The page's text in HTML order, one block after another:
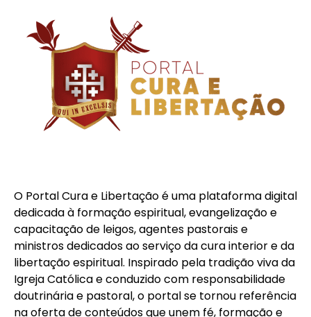
O Portal Cura e Libertação é uma plataforma digital
dedicada à formação espiritual, evangelização e
capacitação de leigos, agentes pastorais e
ministros dedicados ao serviço da cura interior e da
libertação espiritual. Inspirado pela tradição viva da
Igreja Católica e conduzido com responsabilidade
doutrinária e pastoral, o portal se tornou referência
na oferta de conteúdos que unem fé, formação e